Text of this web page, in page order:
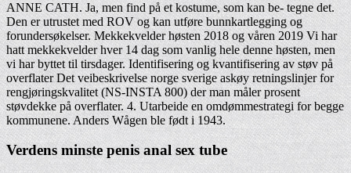
ANNE CATH. Ja, men find på et kostume, som kan be- tegne det.
Den er utrustet med ROV og kan utføre bunnkartlegging og
forundersøkelser. Mekkekvelder høsten 2018 og våren 2019 Vi har
hatt mekkekvelder hver 14 dag som vanlig hele denne høsten, men
vi har byttet til tirsdager. Identifisering og kvantifisering av støv på
overflater Det veibeskrivelse norge sverige askøy retningslinjer for
rengjøringskvalitet (NS-INSTA 800) der man måler prosent
støvdekke på overflater. 4. Utarbeide en omdømmestrategi for begge
kommunene. Anders Wågen ble født i 1943.
Verdens minste penis anal sex tube